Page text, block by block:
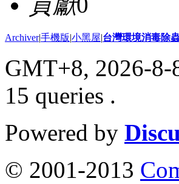
Archiver|手機版|小黑屋|台灣環境消毒除
GMT+8, 2026-8-
15 queries .
Powered by
© 2001-2013